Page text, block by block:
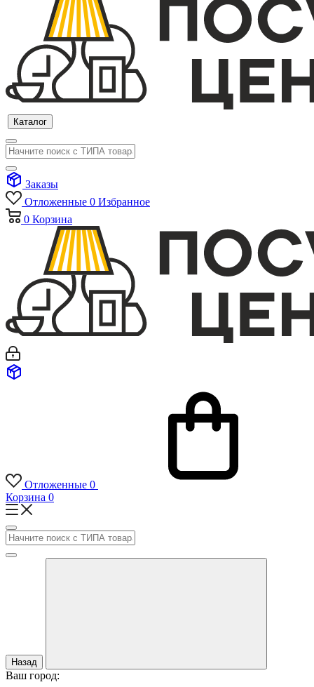
Каталог
Заказы
Отложенные 0 Избранное
0 Корзина
Отложенные 0
Корзина 0
Назад
Ваш город: